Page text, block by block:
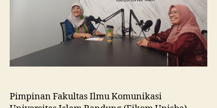
Tiga
Laboratorium
Unggulan
Pimpinan Fakultas Ilmu Komunikasi